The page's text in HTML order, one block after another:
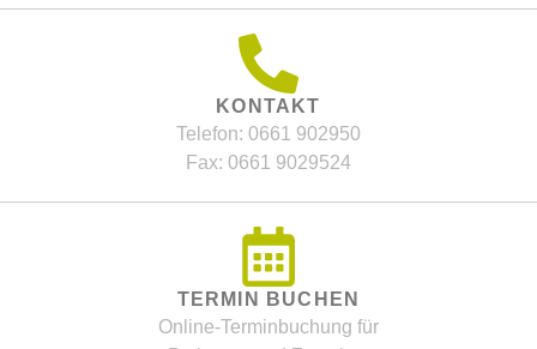
KONTAKT
Telefon: 0661 902950
Fax: 0661 9029524
TERMIN BUCHEN
Online-Terminbuchung für